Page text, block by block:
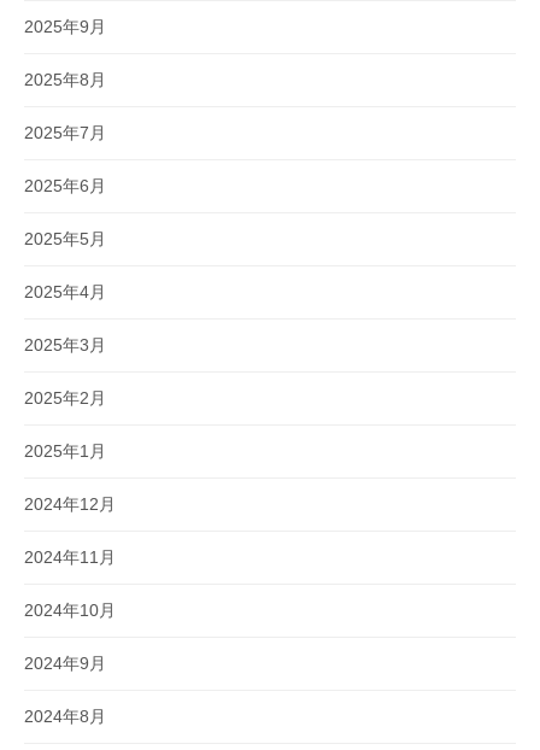
2025年9月
2025年8月
2025年7月
2025年6月
2025年5月
2025年4月
2025年3月
2025年2月
2025年1月
2024年12月
2024年11月
2024年10月
2024年9月
2024年8月